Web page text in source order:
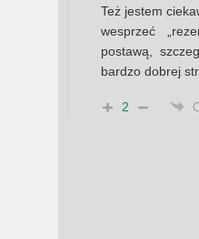
Też jestem
wesprzeć
postawą,
bardzo dobrej
2